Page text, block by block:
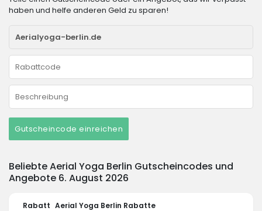
haben und helfe anderen Geld zu sparen!
Gutscheincode einreichen
Beliebte Aerial Yoga Berlin Gutscheincodes und
Angebote 6. August 2026
Rabatt Aerial Yoga Berlin Rabatte